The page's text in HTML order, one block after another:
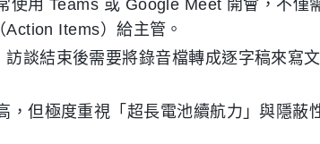
使用 Teams 或 Google Meet 開會，不僅
Items）給主管。
訪談結束後需要將錄音檔轉成逐字稿來寫
，但極度重視「超長電池續航力」與隱蔽